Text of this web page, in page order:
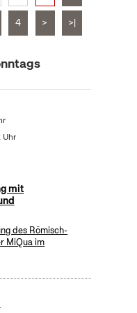
4 > >|
Uhr
mit
des Römisch-
MiQua im